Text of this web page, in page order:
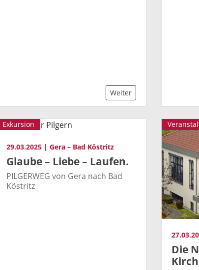
Weiter
Exkursion
29.03.2025 | Gera – Bad Köstritz
Glaube – Liebe – Laufen.
PILGERWEG von Gera nach Bad
Köstritz
Die